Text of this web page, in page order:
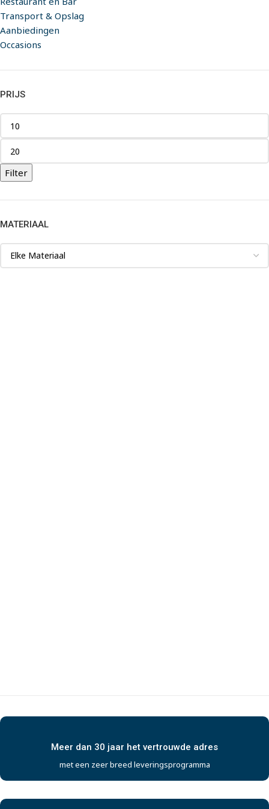
Transport & Opslag
Aanbiedingen
Occasions
PRIJS
Filter
MATERIAAL
Meer dan 30 jaar het vertrouwde adres
met een zeer breed leveringsprogramma